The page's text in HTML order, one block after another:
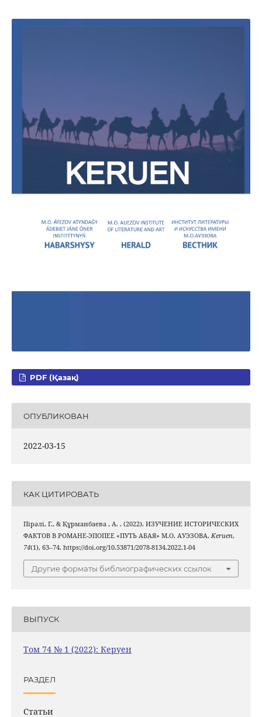
PDF (Қазақ)
ОПУБЛИКОВАН
2022-03-15
КАК ЦИТИРОВАТЬ
Пірәлі, Г., & Құрманбаева , А. . (2022). ИЗУЧЕНИЕ ИСТОРИЧЕСКИХ
ФАКТОВ В РОМАНЕ-ЭПОПЕЕ «ПУТЬ АБАЯ» М.О. АУЭЗОВА. Keruen,
74(1), 63–74. https://doi.org/10.53871/2078-8134.2022.1-04
Другие форматы библиографических ссылок
ВЫПУСК
Том 74 № 1 (2022): Керуен
РАЗДЕЛ
Статьи